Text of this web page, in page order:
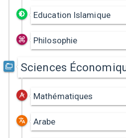
Education Islamique
Philosophie
Sciences
Mathématiques
Arabe